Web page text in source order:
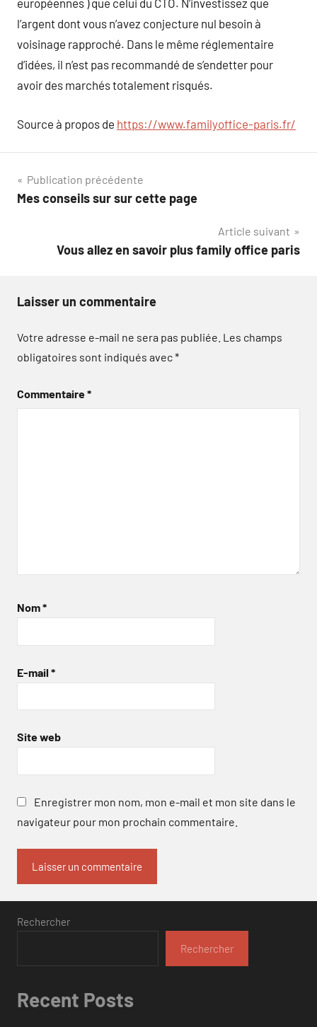
européennes ) que celui du CTO. N’investissez que
l’argent dont vous n’avez conjecture nul besoin à
voisinage rapproché. Dans le même réglementaire
d’idées, il n’est pas recommandé de s’endetter pour
avoir des marchés totalement risqués.
Source à propos de https://www.familyoffice-paris.fr/
Navigation
de
Publication précédente
Mes conseils sur sur cette page
Article suivant
Vous allez en savoir plus family office paris
Laisser un commentaire
Votre adresse e-mail ne sera pas publiée. Les champs
obligatoires sont indiqués avec*
Commentaire*
Nom*
E-mail *
Site web
Enregistrer mon nom, mon e-mail et mon site dans le
navigateur pour mon prochain commentaire.
Rechercher
Rechercher
Recent Posts